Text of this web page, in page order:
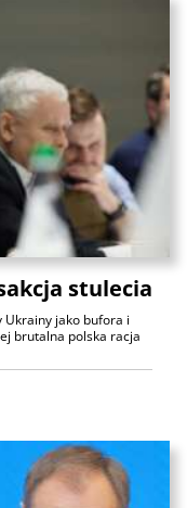
stulecia
Ukrainy jako bufora i
brutalna polska racja